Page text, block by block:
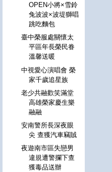
OPEN小將×雪鈴
兔波波×波堤獅唱
跳吃麵包
臺中榮服處關懷太
平區年長榮民眷
溫馨送暖
中視愛心演唱會 榮
家千歲追星族
老少共融歡笑滿堂
高雄榮家慶生樂
融融
安南警所長深夜眼
尖 查獲汽車竊賊
夜遊南市區失戀男
違規遭警攔下查
獲毒品送辦